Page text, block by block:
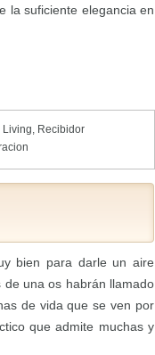
la suficiente elegancia en
Living, Recibidor
bien para darle un aire
una os habrán llamado
de vida que se ven por
que admite muchas y